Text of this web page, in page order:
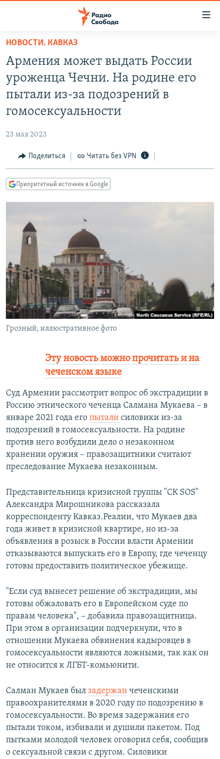
упрощенного
доступа
основному
содержанию
навигации
Вернутся
ПОДКАСТЫ
АВТОРСКИЕ ПРОЕКТЫ
IDEL.РЕАЛИИ
КАВКАЗ.РЕАЛИИ
РАСПИСАНИЕ ВЕЩАНИЯ
ПОДПИШИТЕСЬ НА РАССЫЛКУ
СОЦИАЛЬНЫЕ СЕТИ
НОВОСТИ. КАВКАЗ
Армения может выдать России
уроженца Чечни. На родине его
пытали из-за подозрений в
гомосексуальности
23 мая 2023
Поделиться Читать без VPN
Приоритетный источник в Google
Грозный, иллюстративное фото
Эту новость можно прочитать и на
чеченском языке
Суд Армении рассмотрит вопрос об экстрадиции в
Россию этнического чеченца Салмана Мукаева – в
январе 2021 года его пытали силовики из-за
подозрений в гомосексуальности. На родине
против него возбудили дело о незаконном
хранении оружия – правозащитники считают
преследование Мукаева незаконным.
Представительница кризисной группы "СК SOS"
Александра Мирошникова рассказала
корреспонденту Кавказ.Реалии, что Мукаев два
года живет в кризисной квартире, но из-за
объявления в розыск в России власти Армении
отказываются выпускать его в Европу, где чеченцу
готовы предоставить политическое убежище.
"Если суд вынесет решение об экстрадиции, мы
готовы обжаловать его в Европейском суде по
правам человека", – добавила правозащитница.
При этом в организации подчеркнули, что в
отношении Мукаева обвинения кадыровцев в
гомосексуальности являются ложными, так как он
не относится к ЛГБТ-комьюнити.
Салман Мукаев был задержан чеченскими
правоохранителями в 2020 году по подозрению в
гомосексуальности. Во время задержания его
пытали током, избивали и душили пакетом. Под
пытками молодой человек оговорил себя, сообщив
о сексуальной связи с другом. Силовики